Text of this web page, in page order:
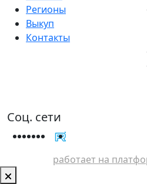
Регионы
Выкуп
Контакты
Соц. сети
работает на